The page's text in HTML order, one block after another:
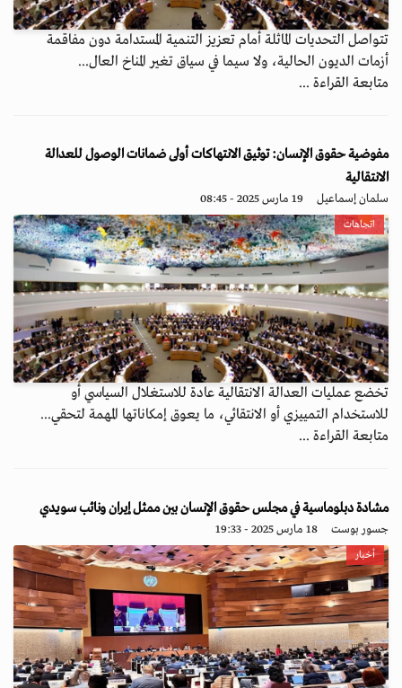
تتواصل التحديات الماثلة أمام تعزيز التنمية المستدامة دون مفاقمة
أزمات الديون الحالية، ولا سيما في سياق تغير المناخ العال...
متابعة القراءة ...
مفوضية حقوق الإنسان: توثيق الانتهاكات أولى ضمانات الوصول للعدالة
الانتقالية
سلمان إسماعيل 19 مارس 2025 - 08:45
اتجاهات
تخضع عمليات العدالة الانتقالية عادة للاستغلال السياسي أو
للاستخدام التمييزي أو الانتقائي، ما يعوق إمكاناتها المهمة لتحقي...
متابعة القراءة ...
مشادة دبلوماسية في مجلس حقوق الإنسان بين ممثل إيران ونائب سويدي
جسور بوست 18 مارس 2025 - 19:33
أخبار